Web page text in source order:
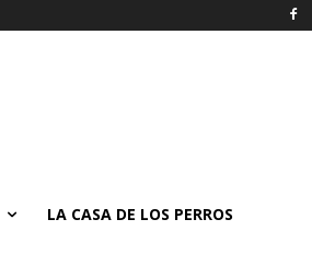
LA CASA DE LOS PERROS